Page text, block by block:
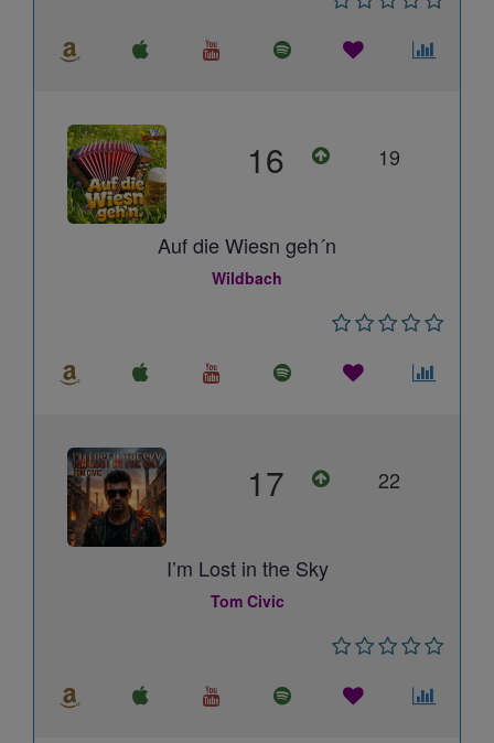
16 19
Auf die Wiesn geh´n
Wildbach
17 22
I’m Lost in the Sky
Tom Civic